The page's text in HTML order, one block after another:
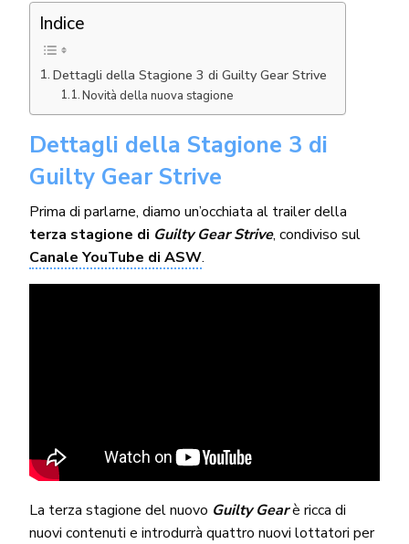
Indice
Dettagli della Stagione 3 di Guilty Gear Strive
Novità della nuova stagione
Dettagli della Stagione 3 di
Guilty Gear Strive
Prima di parlarne, diamo un’occhiata al trailer della
terza stagione di Guilty Gear Strive, condiviso sul
Canale YouTube di ASW.
La terza stagione del nuovo Guilty Gearè ricca di
nuovi contenuti e introdurrà quattro nuovi lottatori per